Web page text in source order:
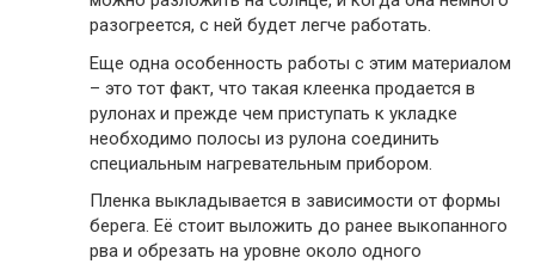
разогреется, с ней будет легче работать.
Еще одна особенность работы с этим материалом
– это тот факт, что такая клеенка продается в
рулонах и прежде чем приступать к укладке
необходимо полосы из рулона соединить
специальным нагревательным прибором.
Пленка выкладывается в зависимости от формы
берега. Её стоит выложить до ранее выкопанного
рва и обрезать на уровне около одного